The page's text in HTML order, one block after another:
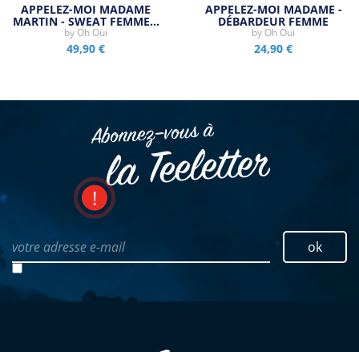
APPELEZ-MOI MADAME
MARTIN - SWEAT FEMME…
by Oh Oui
49,90 €
APPELEZ-MOI MADAME -
DÉBARDEUR FEMME
by Oh Oui
24,90 €
Abonnez–vous à
la Teeletter
votre adresse e-mail ok